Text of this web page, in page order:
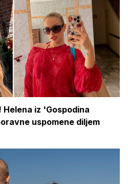
iz 'Gospodina
uspomene diljem